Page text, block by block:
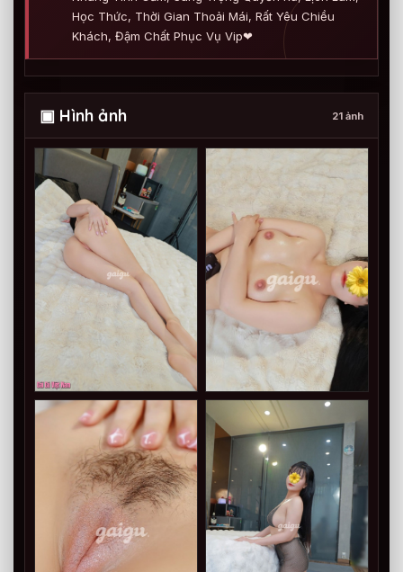
Học Thức, Thời Gian Thoải Mái, Rất Yêu Chiều
Khách, Đậm Chất Phục Vụ Vip❤
▣ Hình ảnh 21 ảnh